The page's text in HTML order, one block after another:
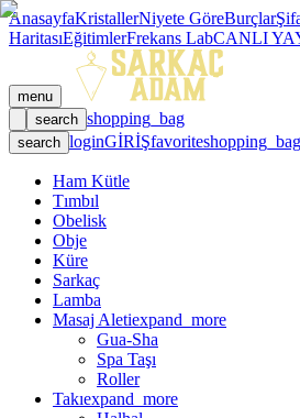
AnasayfaKristallerNiyete GöreBurçlar
HaritasıEğitimlerFrekans LabCANLI
menu
search shopping_bag
search loginGİRİŞfavoriteshopping_bag
Ham Kütle
Tımbıl
Obelisk
Obje
Küre
Sarkaç
Lamba
Masaj Aletiexpand_more
Gua-Sha
Spa Taşı
Roller
Takıexpand_more